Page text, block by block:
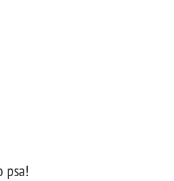
psa!